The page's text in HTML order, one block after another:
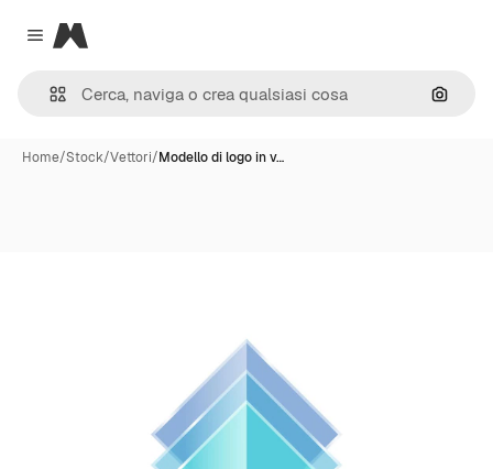
Close menu
Magnific
Cerca
Home/Stock/Vettori/Modello di logo in v…